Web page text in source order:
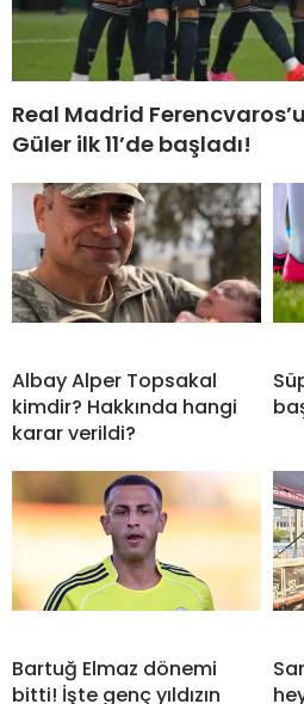
Real Madrid
Güler ilk 11’de başladı!
Albay Alper Topsakal
kimdir? Hakkında hangi
karar verildi?
Bartuğ Elmaz dönemi
bitti! İşte genç yıldızın